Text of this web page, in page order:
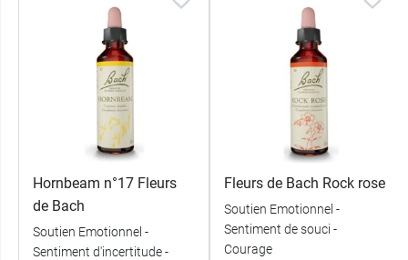
Hornbeam n°17 Fleurs
de Bach
Soutien Emotionnel -
Sentiment d'incertitude -
Fleurs de Bach Rock rose
Soutien Emotionnel -
Sentiment de souci -
Courage